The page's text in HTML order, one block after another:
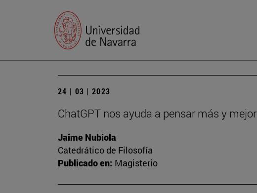
24 | 03 | 2023
ChatGPT nos ayuda a pensar más y mejor
Jaime Nubiola
Catedrático de Filosofía
Publicado en: Magisterio